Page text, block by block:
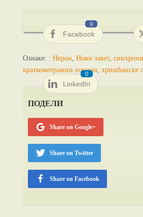
Facebook
0
LinkedIn
0
Ознаке: : Нерон Нови завет,
краткометражни поучни хришћанске
ПОДЕЛИ
Share on Google+
Share on Twitter
Share on Facebook